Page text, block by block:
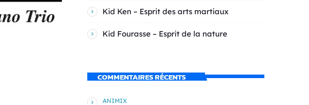
Kid Ken – Esprit des arts martiaux
Kid Fourasse – Esprit de la nature
COMMENTAIRES RÉCENTS
ANIMIX